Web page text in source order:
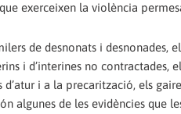
exerceixen la violència
de desnonats i desnonades,
i d’interines no contractades,
d’atur i a la precarització, els
algunes de les evidències que